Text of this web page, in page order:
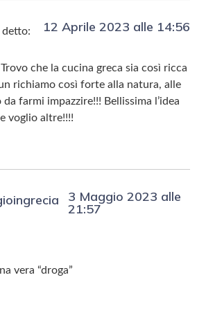
detto: 12 Aprile 2023 alle 14:56
che la cucina greca sia così ricca
richiamo così forte alla natura, alle
farmi impazzire!!! Bellissima l’idea
voglio altre!!!!
3 Maggio 2023 alle
21:57
vera “droga”